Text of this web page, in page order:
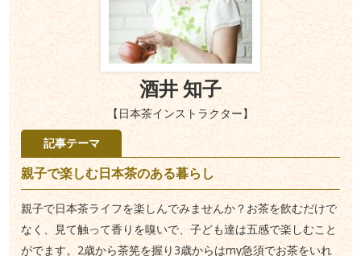
酒井 知子
【日本茶インストラクター】
記事テーマ
親子で楽しむ日本茶のある暮らし
親子で日本茶ライフを楽しんでみませんか？お茶を飲むだけで
なく、見て触って香りを嗅いで、子ども達は五感で楽しむこと
がでます。2歳から茶筅を握り3歳からはmy急須でお茶をいれ